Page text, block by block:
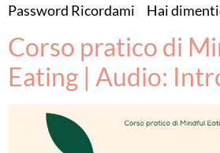
Password Ricordami Hai
Corso pratico di
Eating | Audio: